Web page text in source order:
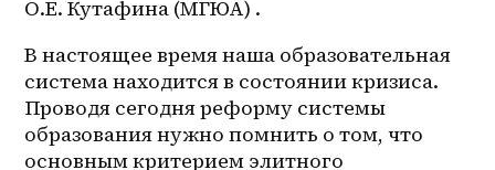
О.Е. Кутафина (МГЮА) .
В настоящее время наша образовательная
система находится в состоянии кризиса.
Проводя сегодня реформу системы
образования нужно помнить о том, что
основным критерием элитного